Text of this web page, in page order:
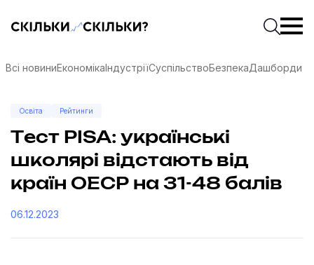
Скільки-скільки? — Медіа про суспільні даніПочати
Всі новиниЕкономікаІндустріїСуспільствоБезпекаДашборди
Освіта Рейтинги
Тест PISA: українські
школярі відстають від
країн ОЕСР на 31-48 балів
06.12.2023